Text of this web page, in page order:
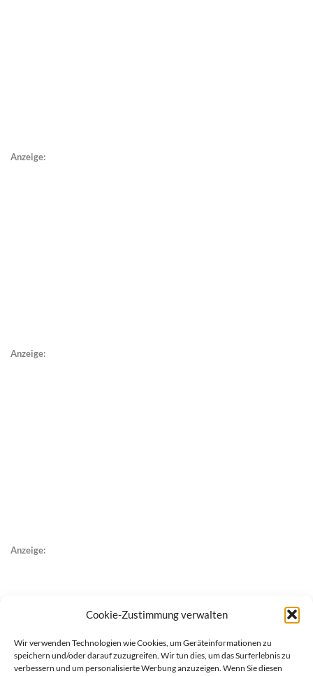
Cookie-Zustimmung verwalten
Wir verwenden Technologien wie Cookies, um Geräteinformationen zu
speichern und/oder darauf zuzugreifen. Wir tun dies, um das Surferlebnis zu
verbessern und um personalisierte Werbung anzuzeigen. Wenn Sie diesen
Anzeige:
Anzeige:
Anzeige: